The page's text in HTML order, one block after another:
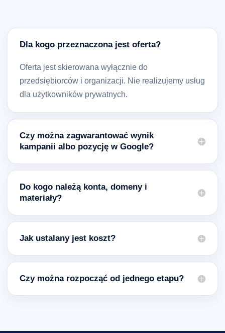
Dla kogo przeznaczona jest oferta?
Oferta jest skierowana wyłącznie do
przedsiębiorców i organizacji. Nie realizujemy usług
dla użytkowników prywatnych.
Czy można zagwarantować wynik
kampanii albo pozycję w Google?
Do kogo należą konta, domeny i
materiały?
Jak ustalany jest koszt?
Czy można rozpocząć od jednego etapu?